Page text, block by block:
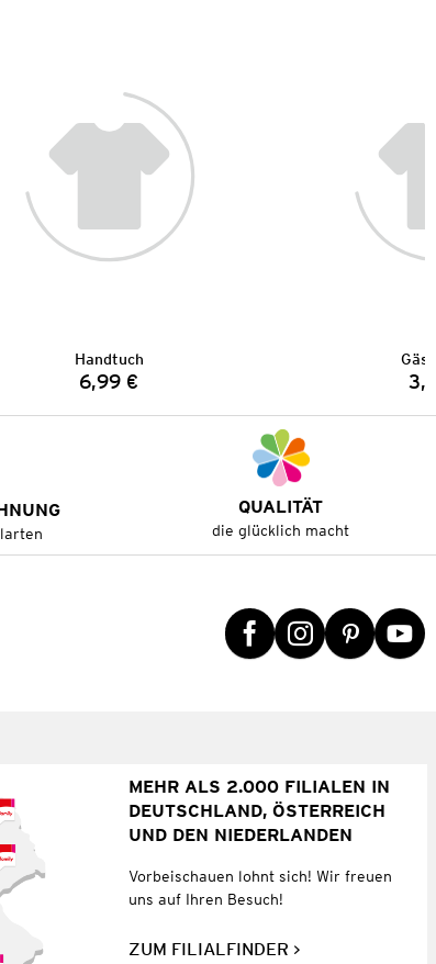
Handtuch
Preis:
6,99 €
QUALITÄT
die glücklich macht
MEHR ALS 2.000 FILIALEN IN
DEUTSCHLAND, ÖSTERREICH
UND DEN NIEDERLANDEN
Vorbeischauen lohnt sich! Wir freuen
uns auf Ihren Besuch!
ZUM FILIALFINDER